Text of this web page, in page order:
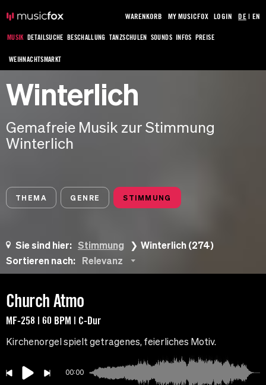
MUSIK DETAILSUCHE BESCHALLUNG TANZSCHULEN SOUNDS INFOS PREISE
WEIHNACHTSMARKT
WARENKORB MY MUSICFOX LOGIN DE| EN
Winterlich
Gemafreie Musik zur Stimmung
Winterlich
THEMA GENRE STIMMUNG
Sie sind hier: Stimmung
Winterlich (274)
Sortieren nach:
Relevanz
Church Atmo
MF-258 | 60 BPM | C-Dur
Kirchenorgel spielt getragenes, feierliches Motiv.
00:00